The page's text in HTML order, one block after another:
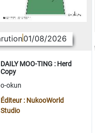
01/08/2026
DAILY MOO-TING : Herd
Copy
o-okun
Éditeur : NukooWorld
Studio